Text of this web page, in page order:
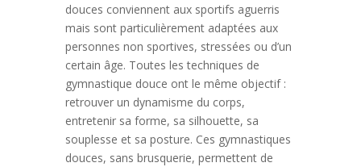
douces conviennent aux sportifs aguerris
mais sont particulièrement adaptées aux
personnes non sportives, stressées ou d’un
certain âge. Toutes les techniques de
gymnastique douce ont le même objectif :
retrouver un dynamisme du corps,
entretenir sa forme, sa silhouette, sa
souplesse et sa posture. Ces gymnastiques
douces, sans brusquerie, permettent de